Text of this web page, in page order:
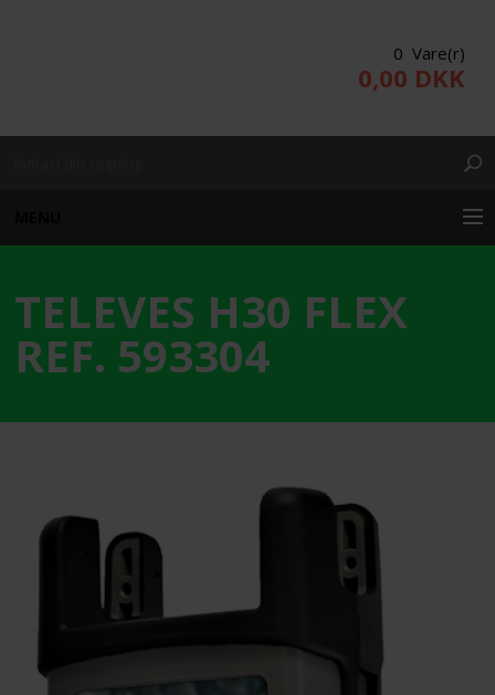
0 Vare(r)
0,00 DKK
KUNDE LOGIN
PRODUKTER/WEBSHOP
LEVERANDØRER INFO/LINK
LEVERANDØRER
TELEVES H30 FLEX
REF. 593304